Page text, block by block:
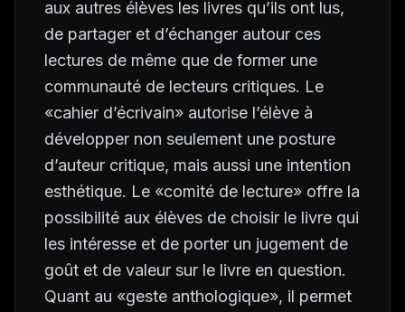
aux autres élèves les livres qu’ils ont lus,
de partager et d’échanger autour ces
lectures de même que de former une
communauté de lecteurs critiques. Le
«cahier d’écrivain» autorise l’élève à
développer non seulement une posture
d’auteur critique, mais aussi une intention
esthétique. Le «comité de lecture» offre la
possibilité aux élèves de choisir le livre qui
les intéresse et de porter un jugement de
goût et de valeur sur le livre en question.
Quant au «geste anthologique», il permet